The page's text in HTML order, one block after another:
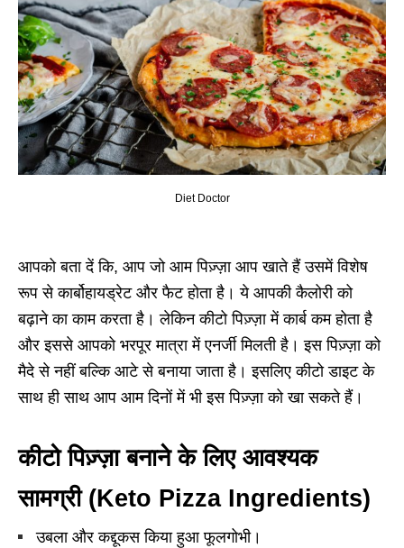
Diet Doctor
आपको बता दें कि, आप जो आम पिज़्ज़ा आप खाते हैं उसमें विशेष
रूप से कार्बोहायड्रेट और फैट होता है। ये आपकी कैलोरी को
बढ़ाने का काम करता है। लेकिन कीटो पिज़्ज़ा में कार्ब कम होता है
और इससे आपको भरपूर मात्रा में एनर्जी मिलती है। इस पिज़्ज़ा को
मैदे से नहीं बल्कि आटे से बनाया जाता है। इसलिए कीटो डाइट के
साथ ही साथ आप आम दिनों में भी इस पिज़्ज़ा को खा सकते हैं।
कीटो पिज़्ज़ा बनाने के लिए आवश्यक
सामग्री (Keto Pizza Ingredients)
उबला और कद्दूकस किया हुआ फूलगोभी।